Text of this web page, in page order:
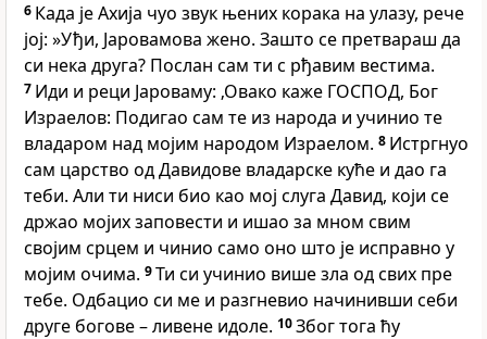
6 Када је Ахија чуо звук њених корака на улазу, рече
јој: »Уђи, Јаровамова жено. Зашто се претвараш да
си нека друга? Послан сам ти с рђавим вестима.
7 Иди и реци Јароваму: ‚Овако каже ГОСПОД, Бог
Израелов: Подигао сам те из народа и учинио те
владаром над мојим народом Израелом. 8 Истргнуо
сам царство од Давидове владарске куће и дао га
теби. Али ти ниси био као мој слуга Давид, који се
држао мојих заповести и ишао за мном свим
својим срцем и чинио само оно што је исправно у
мојим очима. 9Ти си учинио више зла од свих пре
тебе. Одбацио си ме и разгневио начинивши себи
друге богове – ливене идоле. 10Због тога ћу